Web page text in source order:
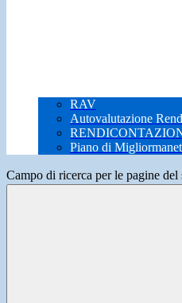
RAV
Autovalutazione
Piano di
Campo di ricerca per le pagine del